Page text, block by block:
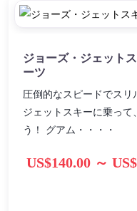
ジョーズ・ジェッ
ーツ
圧倒的なスピードでス
ジェットスキーに乗って
う！ グアム・・・・
US$140.00 ～